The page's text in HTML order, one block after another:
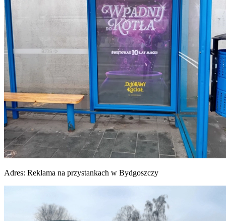
Adres: Reklama na przystankach w Bydgoszczy